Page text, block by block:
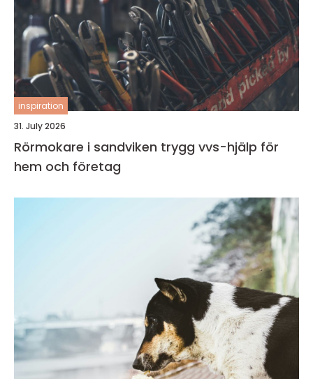
inspiration
31. July 2026
Rörmokare i sandviken trygg vvs-hjälp för
hem och företag